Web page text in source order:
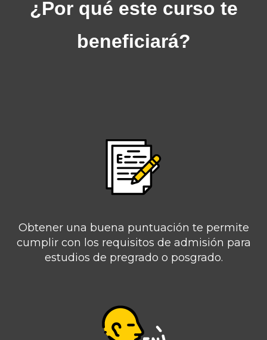
¿Por qué este curso te
beneficiará?
Obtener una buena puntuación te permite
cumplir con los requisitos de admisión para
estudios de pregrado o posgrado.